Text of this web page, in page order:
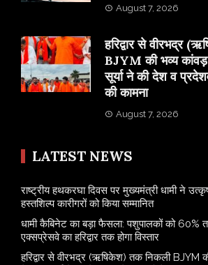
August 7, 2026
​हरिद्वार से वीरभद्र
BJYM की भव्य कांवड़
सूर्या ने की देश व
की कामना
August 7, 2026
LATEST NEWS
राष्ट्रीय हथकरघा दिवस पर मुख्यमंत्री धामी ने
हस्तशिल्प कारीगरों को किया सम्मानित
​धामी कैबिनेट का बड़ा फैसला: पशुपालकों को 60%
एक्सप्रेसवे का हरिद्वार तक होगा विस्तार
​हरिद्वार से वीरभद्र (ऋषिकेश) तक निकली BJYM